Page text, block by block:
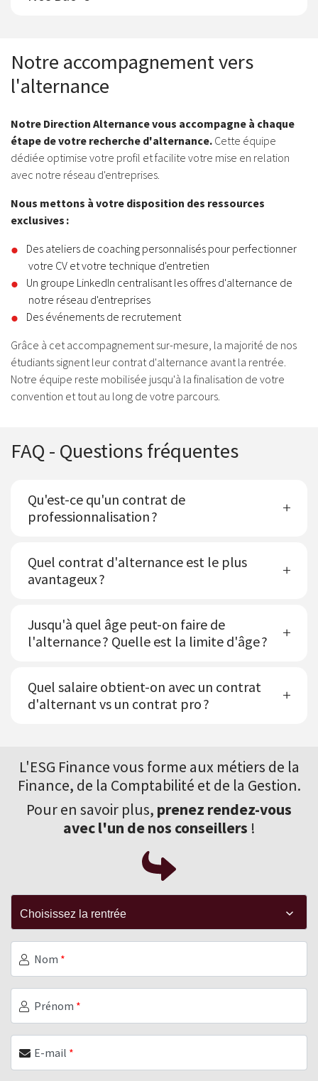
Notre accompagnement vers
l'alternance
Notre Direction Alternance vous accompagne à chaque
étape de votre recherche d'alternance. Cette équipe
dédiée optimise votre profil et facilite votre mise en relation
avec notre réseau d'entreprises.
Nous mettons à votre disposition des ressources
exclusives :
Des ateliers de coaching personnalisés pour perfectionner
votre CV et votre technique d'entretien
Un groupe LinkedIn centralisant les offres d'alternance de
notre réseau d'entreprises
Des événements de recrutement
Grâce à cet accompagnement sur-mesure, la majorité de nos
étudiants signent leur contrat d'alternance avant la rentrée.
Notre équipe reste mobilisée jusqu'à la finalisation de votre
convention et tout au long de votre parcours.
FAQ - Questions fréquentes
Qu'est-ce qu'un contrat de
professionnalisation ?
Quel contrat d'alternance est le plus
avantageux ?
Jusqu'à quel âge peut-on faire de
l'alternance ? Quelle est la limite d'âge ?
Quel salaire obtient-on avec un contrat
d'alternant vs un contrat pro ?
L'ESG Finance vous forme aux métiers de la
Finance, de la Comptabilité et de la Gestion.
Pour en savoir plus, prenez rendez-vous
avec l'un de nos conseillers !
Nom *
Prénom *
E-mail *